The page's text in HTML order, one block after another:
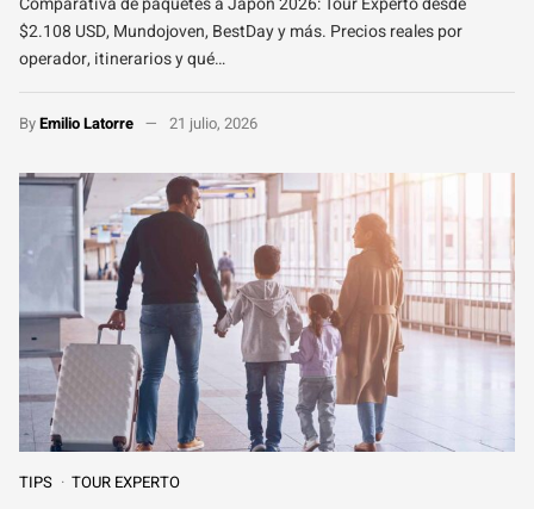
$2.108 USD, Mundojoven, BestDay y más. Precios reales por
operador, itinerarios y qué…
ByEmilio Latorre 21 julio, 2026
TIPS TOUR EXPERTO